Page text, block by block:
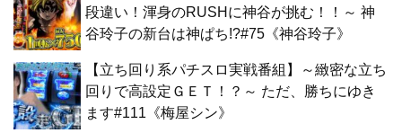
段違い！渾身のRUSHに神谷が挑む！！～ 神
谷玲子の新台は神ぱち!?#75《神谷玲子》
【立ち回り系パチスロ実戦番組】～緻密な立ち
回りで高設定ＧＥＴ！？～ ただ、勝ちにゆき
ます#111《梅屋シン》